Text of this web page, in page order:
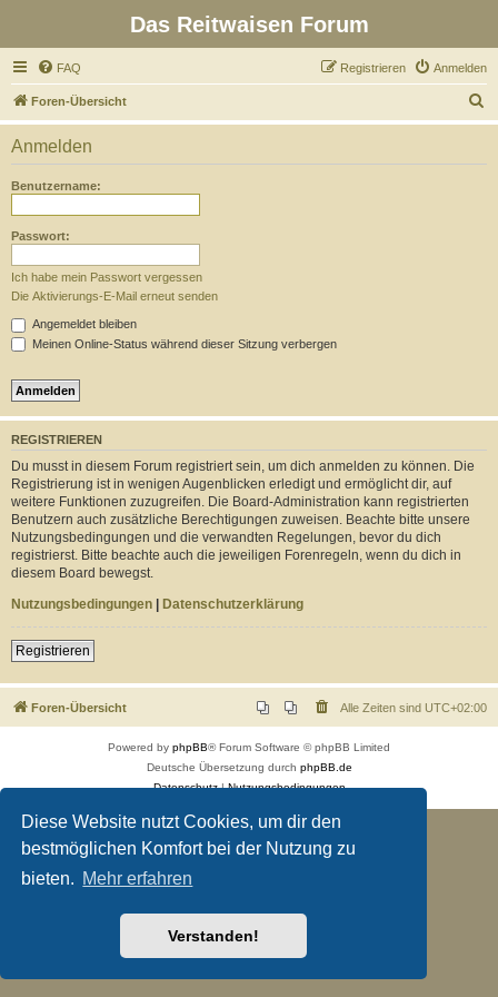
Diese Website nutzt Cookies, um dir den
bestmöglichen Komfort bei der Nutzung zu
bieten. Mehr erfahren
Verstanden!
Das Reitwaisen Forum
FAQ Anmelden
Registrieren
Foren-Übersicht
u
Anmelden
Benutzername:
Passwort:
Ich habe mein Passwort vergessen
Die Aktivierungs-E-Mail erneut senden
Angemeldet bleiben
Meinen Online-Status während dieser Sitzung verbergen
REGISTRIEREN
Du musst in diesem Forum registriert sein, um dich anmelden zu können. Die
Registrierung ist in wenigen Augenblicken erledigt und ermöglicht dir, auf
weitere Funktionen zuzugreifen. Die Board-Administration kann registrierten
Benutzern auch zusätzliche Berechtigungen zuweisen. Beachte bitte unsere
Nutzungsbedingungen und die verwandten Regelungen, bevor du dich
registrierst. Bitte beachte auch die jeweiligen Forenregeln, wenn du dich in
diesem Board bewegst.
Nutzungsbedingungen | Datenschutzerklärung
Registrieren
Foren-Übersicht Alle Zeiten sind UTC+02:00
Powered by phpBB® Forum Software © phpBB Limited
Deutsche Übersetzung durch phpBB.de
Datenschutz|Nutzungsbedingungen